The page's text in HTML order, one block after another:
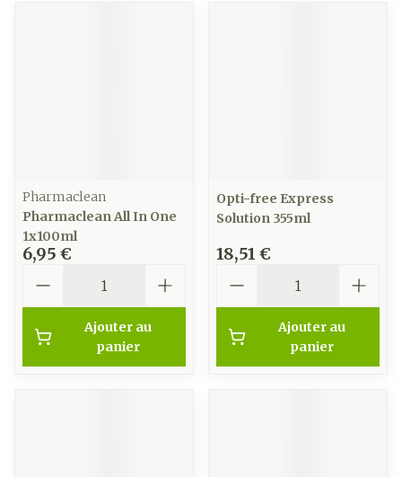
Pharmaclean
Pharmaclean All In One
1x100ml
6,95 €
Ajouter au
panier
Opti-free Express
Solution 355ml
18,51 €
Ajouter au
panier